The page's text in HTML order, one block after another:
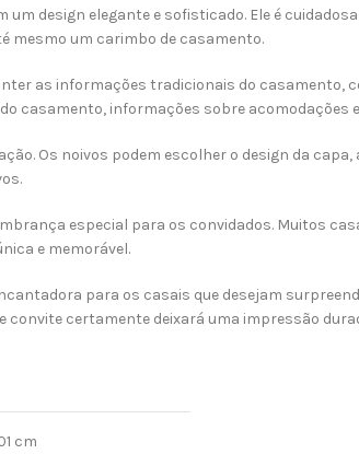
design elegante e sofisticado. Ele é
mesmo um carimbo de casamento.
as informações tradicionais do casamento,
casamento, informações sobre acomodações
Os noivos podem escolher o design da
especial para os convidados. Muitos
e memorável.
para os casais que desejam
certamente deixará uma impressão
cm